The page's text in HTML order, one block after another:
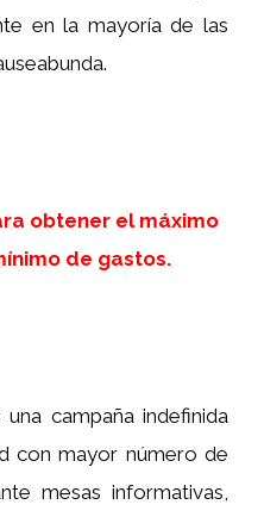
en la mayoría de las
obtener el máximo
de gastos.
campaña indefinida
con mayor número de
mesas informativas,